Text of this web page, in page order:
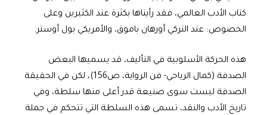
كتاب الأدب العالمي، فقد رأيناها بكثرة عند الكثيرين وعلى
الخصوص: عند التركي أورهان باموق، والأمريكي بول أوستر.
هذه الحركة الأسلوبية في التأليف، قد يسميها البعض
الصدفة (كمال الرياحي- فن الرواية، ص156)، لكن في الحقيقة
الصدفة ليست سوى صنيعة قدر أعلى منها سلطة، وفي
تاريخ الأدب والنقد، تسمى هذه السلطة التي تتحكم في جملة